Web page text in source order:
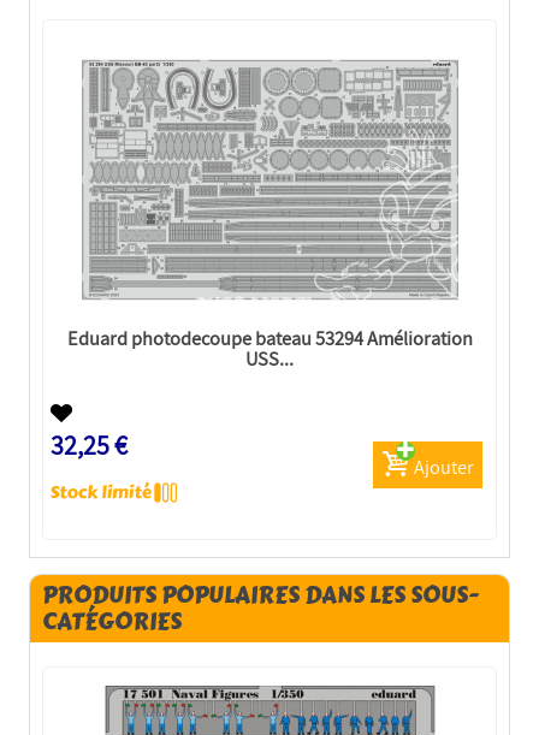
Eduard photodecoupe bateau 53294 Amélioration
USS...
32,25 €
Ajouter
PRODUITS POPULAIRES DANS LES SOUS-
CATÉGORIES